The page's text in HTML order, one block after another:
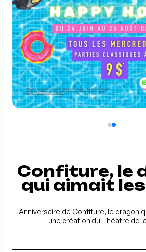
Confiture, le
qui aimait
Anniversaire de Confiture, le dragon
une création du Théatre de